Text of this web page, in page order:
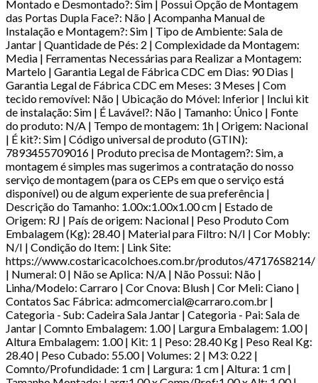
Montado e Desmontado?: Sim | Possui Opção de Montagem
das Portas Dupla Face?: Não | Acompanha Manual de
Instalação e Montagem?: Sim | Tipo de Ambiente: Sala de
Jantar | Quantidade de Pés: 2 | Complexidade da Montagem:
Media | Ferramentas Necessárias para Realizar a Montagem:
Martelo | Garantia Legal de Fábrica CDC em Dias: 90 Dias |
Garantia Legal de Fábrica CDC em Meses: 3 Meses | Com
tecido removível: Não | Ubicação do Móvel: Inferior | Inclui kit
de instalação: Sim | É Lavável?: Não | Tamanho: Único | Fonte
do produto: N/A | Tempo de montagem: 1h | Origem: Nacional
| É kit?: Sim | Código universal de produto (GTIN):
7893455709016 | Produto precisa de Montagem?: Sim, a
montagem é simples mas sugerimos a contratação do nosso
serviço de montagem (para os CEPs em que o serviço está
disponível) ou de algum experiente de sua preferência |
Descrição do Tamanho: 1.00x:1.00x1.00 cm | Estado de
Origem: RJ | País de origem: Nacional | Peso Produto Com
Embalagem (Kg): 28.40 | Material para Filtro: N/I | Cor Mobly:
N/I | Condição do Item: | Link Site:
https://www.costaricacolchoes.com.br/produtos/47176S8214/
| Numeral: 0 | Não se Aplica: N/A | Não Possui: Não |
Linha/Modelo: Carraro | Cor Cnova: Blush | Cor Meli: Ciano |
Contatos Sac Fábrica: admcomercial@carraro.com.br |
Categoria - Sub: Cadeira Sala Jantar | Categoria - Pai: Sala de
Jantar | Comnto Embalagem: 1.00 | Largura Embalagem: 1.00 |
Altura Embalagem: 1.00 | Kit: 1 | Peso: 28.40 Kg | Peso Real Kg:
28.40 | Peso Cubado: 55.00 | Volumes: 2 | M3: 0.22 |
Comnto/Profundidade: 1 cm | Largura: 1 cm | Altura: 1 cm |